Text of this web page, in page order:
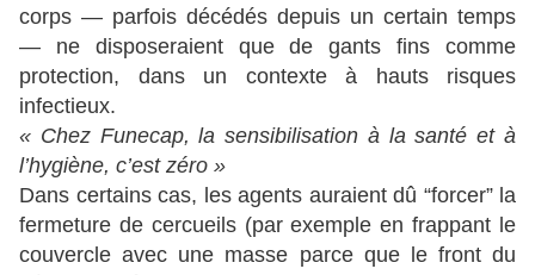
corps — parfois décédés depuis un certain temps
— ne disposeraient que de gants fins comme
protection, dans un contexte à hauts risques
infectieux.
« Chez Funecap, la sensibilisation à la santé et à
l’hygiène, c’est zéro »
Dans certains cas, les agents auraient dû “forcer” la
fermeture de cercueils (par exemple en frappant le
couvercle avec une masse parce que le front du